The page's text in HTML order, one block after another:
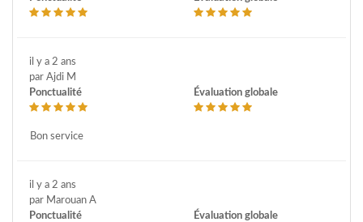
il y a 2 ans
par Ajdi M
Ponctualité
Évaluation globale
Bon service
il y a 2 ans
par Marouan A
Ponctualité
Évaluation globale